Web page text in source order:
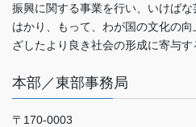
振興に関する事業を行い、いけば
はかり、もって、わが国の文化の
ざしたより良き社会の形成に寄与す
本部／東部事務局
〒170-0003